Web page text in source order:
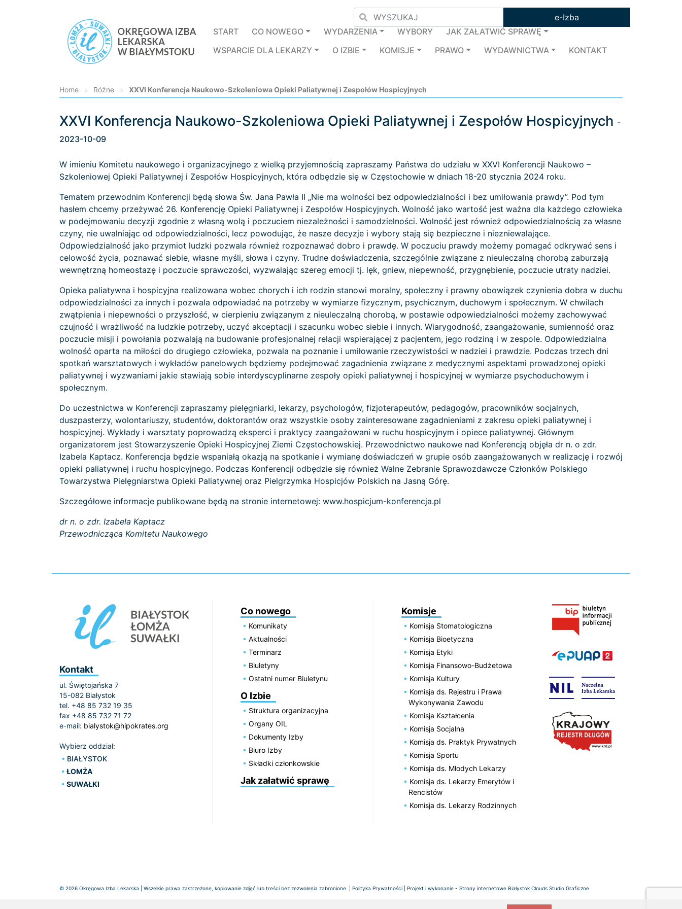
e-Izba
START
CO NOWEGO WYDARZENIA WYBORY
JAK ZAŁATWIĆ SPRAWĘ
WSPARCIE DLA LEKARZY
O IZBIE KOMISJE PRAWO WYDAWNICTWA KONTAKT
Home > Różne > XXVI Konferencja Naukowo-Szkoleniowa Opieki Paliatywnej i Zespołów Hospicyjnych
XXVI Konferencja Naukowo-Szkoleniowa Opieki Paliatywnej i Zespołów Hospicyjnych -
2023-10-09
W imieniu Komitetu naukowego i organizacyjnego z wielką przyjemnością zapraszamy Państwa do udziału w XXVI Konferencji Naukowo –
Szkoleniowej Opieki Paliatywnej i Zespołów Hospicyjnych, która odbędzie się w Częstochowie w dniach 18-20 stycznia 2024 roku.
Tematem przewodnim Konferencji będą słowa Św. Jana Pawła II „Nie ma wolności bez odpowiedzialności i bez umiłowania prawdy”. Pod tym
hasłem chcemy przeżywać 26. Konferencję Opieki Paliatywnej i Zespołów Hospicyjnych. Wolność jako wartość jest ważna dla każdego człowieka
w podejmowaniu decyzji zgodnie z własną wolą i poczuciem niezależności i samodzielności. Wolność jest również odpowiedzialnością za własne
czyny, nie uwalniając od odpowiedzialności, lecz powodując, że nasze decyzje i wybory stają się bezpieczne i niezniewalające.
Odpowiedzialność jako przymiot ludzki pozwala również rozpoznawać dobro i prawdę. W poczuciu prawdy możemy pomagać odkrywać sens i
celowość życia, poznawać siebie, własne myśli, słowa i czyny. Trudne doświadczenia, szczególnie związane z nieuleczalną chorobą zaburzają
wewnętrzną homeostazę i poczucie sprawczości, wyzwalając szereg emocji tj. lęk, gniew, niepewność, przygnębienie, poczucie utraty nadziei.
Opieka paliatywna i hospicyjna realizowana wobec chorych i ich rodzin stanowi moralny, społeczny i prawny obowiązek czynienia dobra w duchu
odpowiedzialności za innych i pozwala odpowiadać na potrzeby w wymiarze fizycznym, psychicznym, duchowym i społecznym. W chwilach
zwątpienia i niepewności o przyszłość, w cierpieniu związanym z nieuleczalną chorobą, w postawie odpowiedzialności możemy zachowywać
czujność i wrażliwość na ludzkie potrzeby, uczyć akceptacji i szacunku wobec siebie i innych. Wiarygodność, zaangażowanie, sumienność oraz
poczucie misji i powołania pozwalają na budowanie profesjonalnej relacji wspierającej z pacjentem, jego rodziną i w zespole. Odpowiedzialna
wolność oparta na miłości do drugiego człowieka, pozwala na poznanie i umiłowanie rzeczywistości w nadziei i prawdzie. Podczas trzech dni
spotkań warsztatowych i wykładów panelowych będziemy podejmować zagadnienia związane z medycznymi aspektami prowadzonej opieki
paliatywnej i wyzwaniami jakie stawiają sobie interdyscyplinarne zespoły opieki paliatywnej i hospicyjnej w wymiarze psychoduchowym i
społecznym.
Do uczestnictwa w Konferencji zapraszamy pielęgniarki, lekarzy, psychologów, fizjoterapeutów, pedagogów, pracowników socjalnych,
duszpasterzy, wolontariuszy, studentów, doktorantów oraz wszystkie osoby zainteresowane zagadnieniami z zakresu opieki paliatywnej i
hospicyjnej. Wykłady i warsztaty poprowadzą eksperci i praktycy zaangażowani w ruchu hospicyjnym i opiece paliatywnej. Głównym
organizatorem jest Stowarzyszenie Opieki Hospicyjnej Ziemi Częstochowskiej. Przewodnictwo naukowe nad Konferencją objęła dr n. o zdr.
Izabela Kaptacz. Konferencja będzie wspaniałą okazją na spotkanie i wymianę doświadczeń w grupie osób zaangażowanych w realizację i rozwój
opieki paliatywnej i ruchu hospicyjnego. Podczas Konferencji odbędzie się również Walne Zebranie Sprawozdawcze Członków Polskiego
Towarzystwa Pielęgniarstwa Opieki Paliatywnej oraz Pielgrzymka Hospicjów Polskich na Jasną Górę.
Szczegółowe informacje publikowane będą na stronie internetowej: www.hospicjum-konferencja.pl
dr n. o zdr. Izabela Kaptacz
Przewodnicząca Komitetu Naukowego
Kontakt
ul. Świętojańska 7
15-082 Białystok
tel. +48 85 732 19 35
fax +48 85 732 71 72
e-mail: bialystok@hipokrates.org
Wybierz oddział:
BIAŁYSTOK
ŁOMŻA
SUWAŁKI
Co nowego
Komunikaty
Aktualności
Terminarz
Biuletyny
Ostatni numer Biuletynu
O Izbie
Struktura organizacyjna
Organy OIL
Dokumenty Izby
Biuro Izby
Składki członkowskie
Jak załatwić sprawę
Komisje
Komisja Stomatologiczna
Komisja Bioetyczna
Komisja Etyki
Komisja Finansowo-Budżetowa
Komisja Kultury
Komisja ds. Rejestru i Prawa
Wykonywania Zawodu
Komisja Kształcenia
Komisja Socjalna
Komisja ds. Praktyk Prywatnych
Komisja Sportu
Komisja ds. Młodych Lekarzy
Komisja ds. Lekarzy Emerytów i
Rencistów
Komisja ds. Lekarzy Rodzinnych
© 2026 Okręgowa Izba Lekarska | Wszelkie prawa zastrzeżone, kopiowanie zdjęć lub treści bez zezwolenia zabronione. | Polityka Prywatności | Projekt i wykonanie - Strony internetowe Białystok Clouds Studio Graficzne